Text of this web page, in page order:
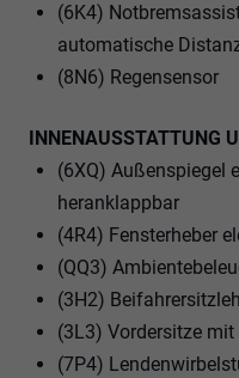
(6K4)
automatische
(8N6) Regensensor
INNENAUSSTATTUNG
(6XQ) Außenspiegel
heranklappbar
(4R4) Fensterheber
(QQ3)
(3H2)
(3L3) Vordersitze
(7P4)